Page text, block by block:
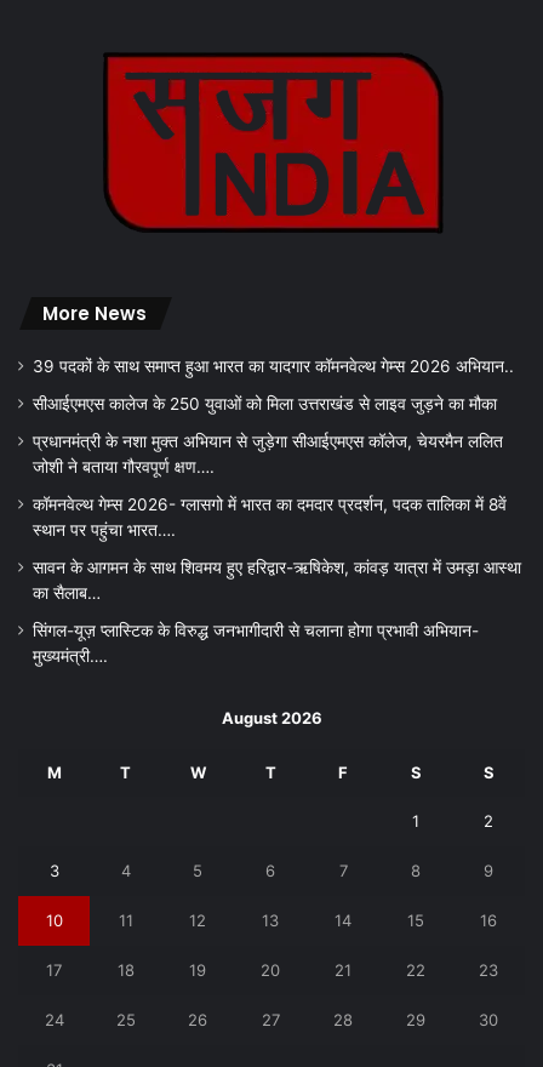
More News
39 पदकों के साथ समाप्त हुआ भारत का यादगार कॉमनवेल्थ गेम्स 2026 अभियान..
सीआईएमएस कालेज के 250 युवाओं को मिला उत्तराखंड से लाइव जुड़ने का मौका
प्रधानमंत्री के नशा मुक्त अभियान से जुड़ेगा सीआईएमएस कॉलेज, चेयरमैन ललित
जोशी ने बताया गौरवपूर्ण क्षण….
कॉमनवेल्थ गेम्स 2026- ग्लासगो में भारत का दमदार प्रदर्शन, पदक तालिका में 8वें
स्थान पर पहुंचा भारत….
सावन के आगमन के साथ शिवमय हुए हरिद्वार-ऋषिकेश, कांवड़ यात्रा में उमड़ा आस्था
का सैलाब…
सिंगल-यूज़ प्लास्टिक के विरुद्ध जनभागीदारी से चलाना होगा प्रभावी अभियान-
मुख्यमंत्री….
August 2026
M T W T F S S
1 2
3 4 5 6 7 8 9
10 11 12 13 14 15 16
17 18 19 20 21 22 23
24 25 26 27 28 29 30